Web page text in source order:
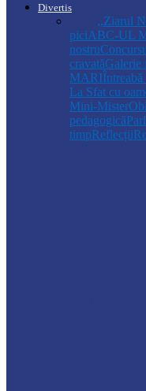
Divertis
,,Ziarul
piciABC-UL
nostru
cravatăGalerie
MARI
La Sfat cu
Mini-Mister
pedagogică
timpReflecții